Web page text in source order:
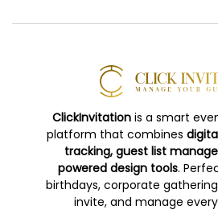
ClickInvitationis a smart
platform that combines
tracking, guest list
powered design tools.
birthdays, corporate
invite, and manage